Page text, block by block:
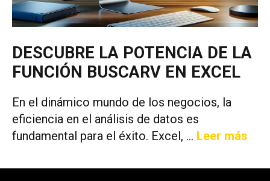
DESCUBRE LA POTENCIA DE LA
FUNCIÓN BUSCARV EN EXCEL
En el dinámico mundo de los negocios, la
eficiencia en el análisis de datos es
fundamental para el éxito. Excel, … Leer más